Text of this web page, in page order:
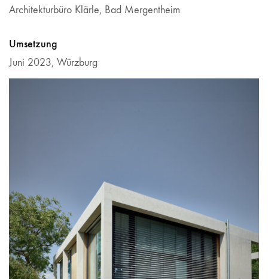
Architekturbüro Klärle, Bad Mergentheim
Umsetzung
Juni 2023, Würzburg